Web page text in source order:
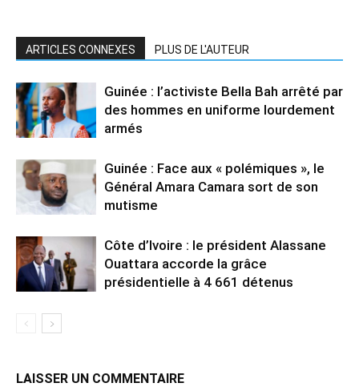
ARTICLES CONNEXES PLUS DE L'AUTEUR
Guinée : l’activiste Bella Bah arrêté par
des hommes en uniforme lourdement
armés
Guinée : Face aux « polémiques », le
Général Amara Camara sort de son
mutisme
Côte d’Ivoire : le président Alassane
Ouattara accorde la grâce
présidentielle à 4 661 détenus
LAISSER UN COMMENTAIRE